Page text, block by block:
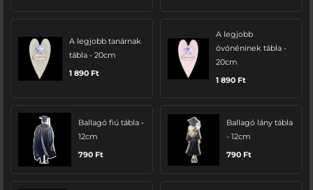
A legjobb tanárnak
tábla - 20cm
1 890 Ft
A legjobb
óvónéninek tábla -
20cm
1 890 Ft
Ballagó fiú tábla -
12cm
790 Ft
Ballagó lány tábla
- 12cm
790 Ft